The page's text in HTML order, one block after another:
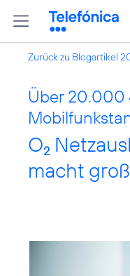
Zurück zu Blogartikel
Über 20.000
O2
macht